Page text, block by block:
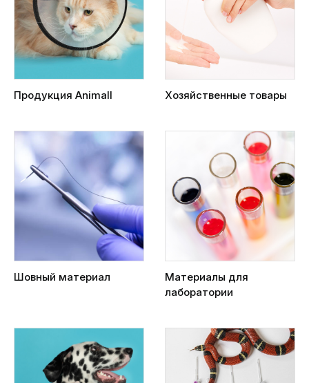
Продукция Animall Хозяйственные товары
Шовный материал
Материалы для
лаборатории